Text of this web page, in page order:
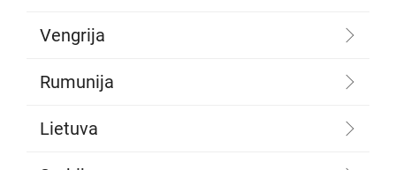
Vengrija
Rumunija
Lietuva